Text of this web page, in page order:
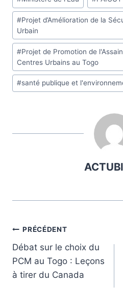
#Projet d’Amélioration de la
Urbain
#Projet de Promotion de
Centres Urbains au Togo
#santé publique et
Navigation
de
l’article
PRÉCÉDENT
Débat sur le choix du
PCM au Togo : Leçons
à tirer du Canada